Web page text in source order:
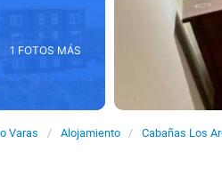
1 FOTOS MÁS
Varas Alojamiento Cabañas Los